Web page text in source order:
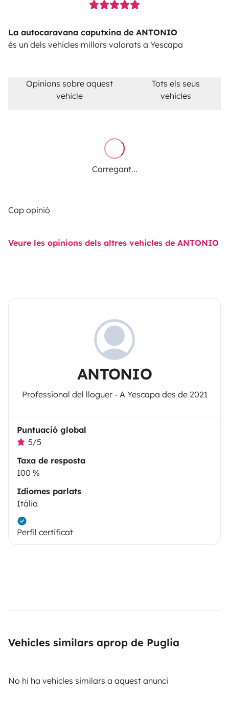
La autocaravana caputxina de ANTONIO
és un dels vehicles millors valorats a Yescapa
Opinions sobre aquest
vehicle
Tots els seus
vehicles
Carregant...
Cap opinió
Veure les opinions dels altres vehicles de ANTONIO
ANTONIO
Professional del lloguer - A Yescapa des de 2021
Puntuació global
5/5
Taxa de resposta
100 %
Idiomes parlats
Itàlia
Perfil certificat
Vehicles similars aprop de Puglia
No hi ha vehicles similars a aquest anunci